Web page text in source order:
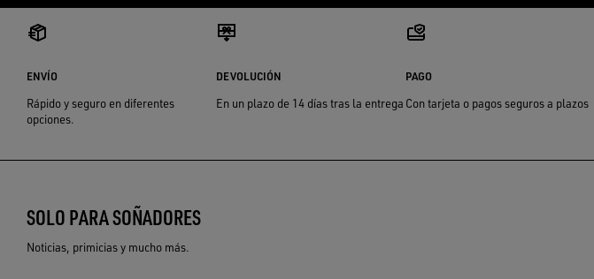
ENVÍO
Rápido y seguro en diferentes
opciones.
DEVOLUCIÓN
En un plazo de 14 días tras la entrega
PAGO
Con tarjeta o pagos seguros a plazos
SOLO PARA SOÑADORES
Noticias, primicias y mucho más.